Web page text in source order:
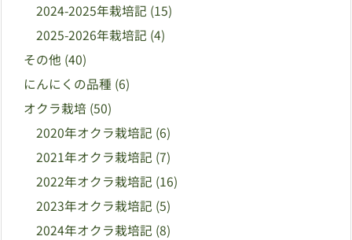
2024-2025年栽培記 (15)
2025-2026年栽培記 (4)
その他 (40)
にんにくの品種 (6)
オクラ栽培 (50)
2020年オクラ栽培記 (6)
2021年オクラ栽培記 (7)
2022年オクラ栽培記 (16)
2023年オクラ栽培記 (5)
2024年オクラ栽培記 (8)